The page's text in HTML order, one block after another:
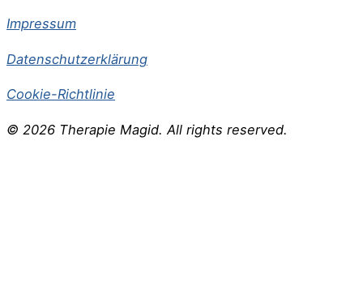
Impressum
Datenschutzerklärung
Cookie-Richtlinie
© 2026 Therapie Magid. All rights reserved.